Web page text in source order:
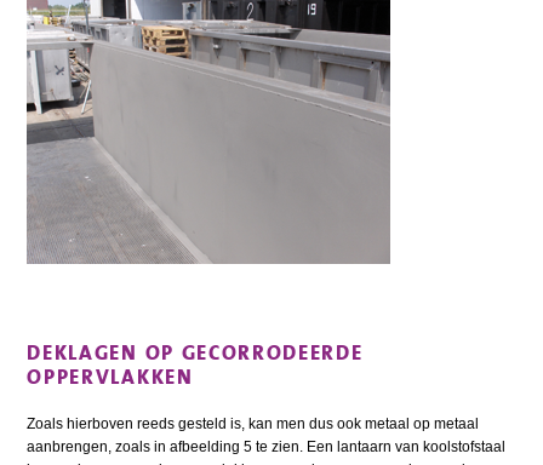
DEKLAGEN OP GECORRODEERDE
OPPERVLAKKEN
Zoals hierboven reeds gesteld is, kan men dus ook metaal op metaal
aanbrengen, zoals in afbeelding 5 te zien. Een lantaarn van koolstofstaal